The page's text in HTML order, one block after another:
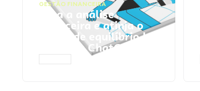
GESTÃO FINANCEIRA
Faça a análise
financeira e atinja o
ponto de equilíbrio |
Prompts ChatGPT